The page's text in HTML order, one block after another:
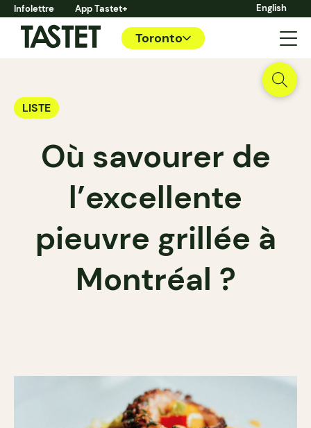
Infolettre App Tastet+ English
Toronto
LISTE
Où savourer de
l’excellente
pieuvre grillée à
Montréal ?